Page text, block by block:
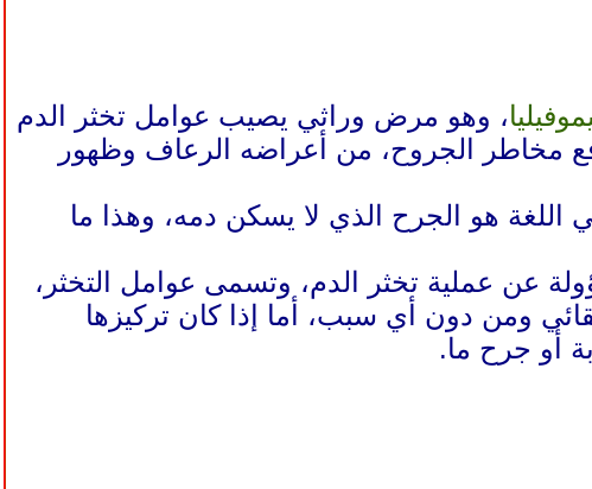
، وهو مرض وراثي يصيب عوامل تخثر الدم
مخاطر الجروح، من أعراضه الرعاف وظهور
اللغة هو الجرح الذي لا يسكن دمه، وهذا ما
عن عملية تخثر الدم، وتسمى عوامل التخثر،
ومن دون أي سبب، أما إذا كان تركيزها
أو جرح ما.